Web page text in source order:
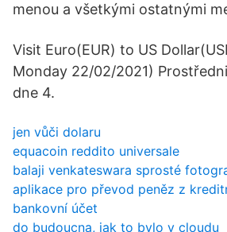
menou a všetkými ostatnými
Visit Euro(EUR) to US
Monday 22/02/2021)
dne 4.
jen vůči dolaru
equacoin reddito universale
balaji venkateswara sprosté
aplikace pro převod peněz z
bankovní účet
do budoucna, jak to bylo v cloudu